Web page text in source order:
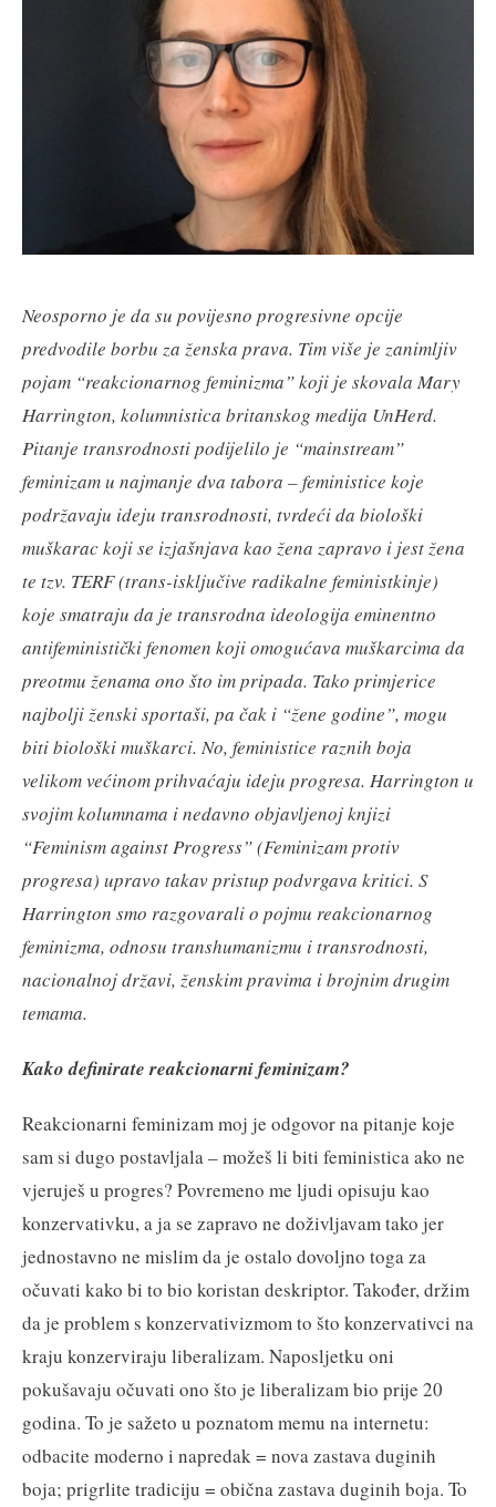
Neosporno je da su povijesno progresivne opcije
predvodile borbu za ženska prava. Tim više je zanimljiv
pojam “reakcionarnog feminizma” koji je skovala Mary
Harrington, kolumnistica britanskog medija UnHerd.
Pitanje transrodnosti podijelilo je “mainstream”
feminizam u najmanje dva tabora – feministice koje
podržavaju ideju transrodnosti, tvrdeći da biološki
muškarac koji se izjašnjava kao žena zapravo i jest žena
te tzv. TERF (trans-isključive radikalne feministkinje)
koje smatraju da je transrodna ideologija eminentno
antifeministički fenomen koji omogućava muškarcima da
preotmu ženama ono što im pripada. Tako primjerice
najbolji ženski sportaši, pa čak i “žene godine”, mogu
biti biološki muškarci. No, feministice raznih boja
velikom većinom prihvaćaju ideju progresa. Harrington u
svojim kolumnama i nedavno objavljenoj knjizi
“Feminism against Progress” (Feminizam protiv
progresa) upravo takav pristup podvrgava kritici. S
Harrington smo razgovarali o pojmu reakcionarnog
feminizma, odnosu transhumanizmu i transrodnosti,
nacionalnoj državi, ženskim pravima i brojnim drugim
temama.
Kako definirate reakcionarni feminizam?
Reakcionarni feminizam moj je odgovor na pitanje koje
sam si dugo postavljala – možeš li biti feministica ako ne
vjeruješ u progres? Povremeno me ljudi opisuju kao
konzervativku, a ja se zapravo ne doživljavam tako jer
jednostavno ne mislim da je ostalo dovoljno toga za
očuvati kako bi to bio koristan deskriptor. Također, držim
da je problem s konzervativizmom to što konzervativci na
kraju konzerviraju liberalizam. Naposljetku oni
pokušavaju očuvati ono što je liberalizam bio prije 20
godina. To je sažeto u poznatom memu na internetu:
odbacite moderno i napredak = nova zastava duginih
boja; prigrlite tradiciju = obična zastava duginih boja. To